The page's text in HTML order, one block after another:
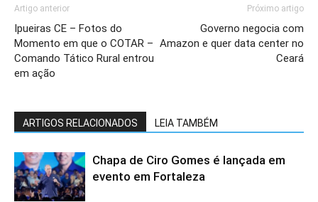
Artigo anterior
Ipueiras CE – Fotos do
Momento em que o COTAR –
Comando Tático Rural entrou
em ação
Próximo artigo
Governo negocia com
Amazon e quer data center no
Ceará
ARTIGOS RELACIONADOS LEIA TAMBÉM
Chapa de Ciro Gomes é lançada em
evento em Fortaleza